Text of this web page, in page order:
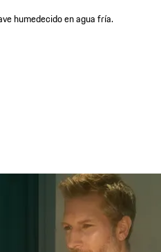
humedecido en agua fría.